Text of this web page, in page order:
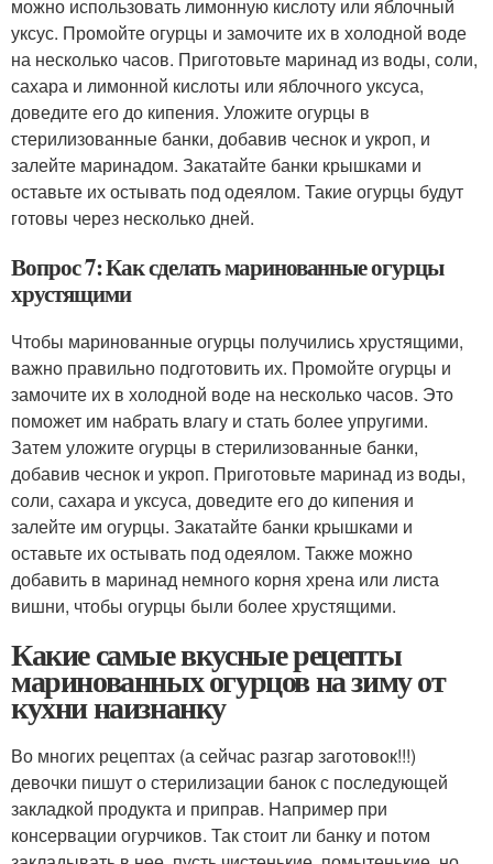
можно использовать лимонную кислоту или яблочный
уксус. Промойте огурцы и замочите их в холодной воде
на несколько часов. Приготовьте маринад из воды, соли,
сахара и лимонной кислоты или яблочного уксуса,
доведите его до кипения. Уложите огурцы в
стерилизованные банки, добавив чеснок и укроп, и
залейте маринадом. Закатайте банки крышками и
оставьте их остывать под одеялом. Такие огурцы будут
готовы через несколько дней.
Вопрос 7: Как сделать маринованные огурцы
хрустящими
Чтобы маринованные огурцы получились хрустящими,
важно правильно подготовить их. Промойте огурцы и
замочите их в холодной воде на несколько часов. Это
поможет им набрать влагу и стать более упругими.
Затем уложите огурцы в стерилизованные банки,
добавив чеснок и укроп. Приготовьте маринад из воды,
соли, сахара и уксуса, доведите его до кипения и
залейте им огурцы. Закатайте банки крышками и
оставьте их остывать под одеялом. Также можно
добавить в маринад немного корня хрена или листа
вишни, чтобы огурцы были более хрустящими.
Какие самые вкусные рецепты
маринованных огурцов на зиму от
кухни наизнанку
Во многих рецептах (а сейчас разгар заготовок!!!)
девочки пишут о стерилизации банок с последующей
закладкой продукта и приправ. Например при
консервации огурчиков. Так стоит ли банку и потом